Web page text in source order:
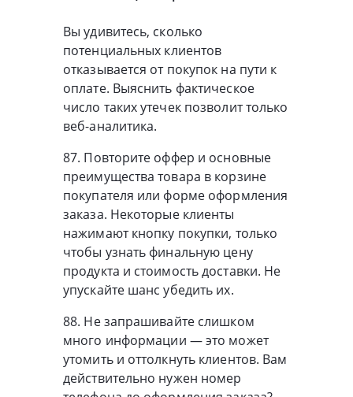
Вы удивитесь, сколько
потенциальных клиентов
отказывается от покупок на пути к
оплате. Выяснить фактическое
число таких утечек позволит только
веб-аналитика.
87. Повторите оффер и основные
преимущества товара в корзине
покупателя или форме оформления
заказа. Некоторые клиенты
нажимают кнопку покупки, только
чтобы узнать финальную цену
продукта и стоимость доставки. Не
упускайте шанс убедить их.
88. Не запрашивайте слишком
много информации — это может
утомить и оттолкнуть клиентов. Вам
действительно нужен номер